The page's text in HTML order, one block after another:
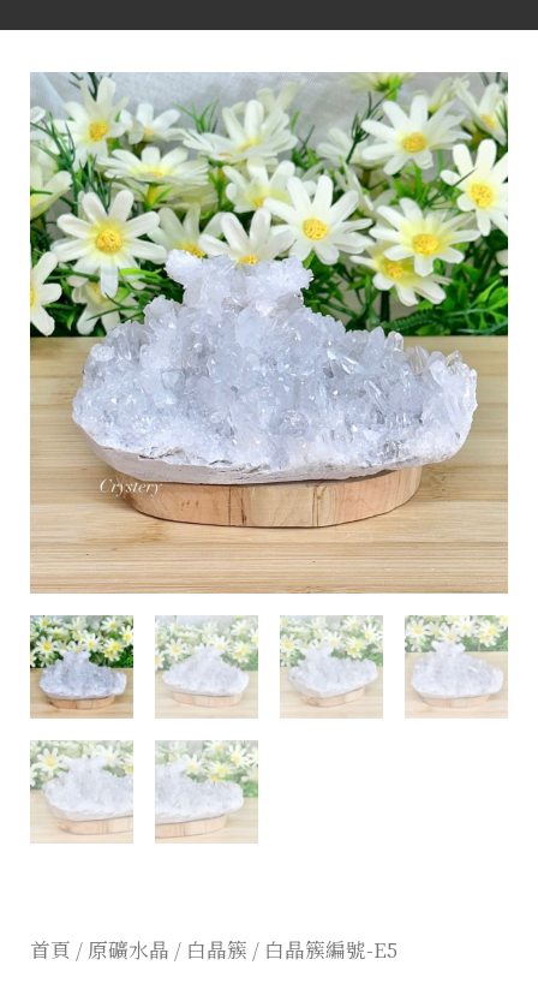
首頁 / 原礦水晶 / 白晶簇 / 白晶簇編號-E5